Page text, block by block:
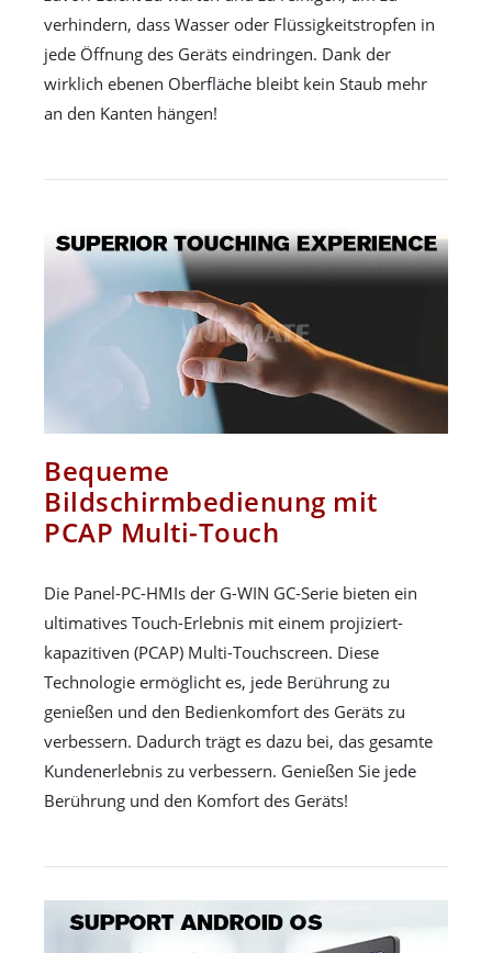
verhindern, dass Wasser oder Flüssigkeitstropfen in
jede Öffnung des Geräts eindringen. Dank der
wirklich ebenen Oberfläche bleibt kein Staub mehr
an den Kanten hängen!
Bequeme
Bildschirmbedienung mit
PCAP Multi-Touch
Die Panel-PC-HMIs der G-WIN GC-Serie bieten ein
ultimatives Touch-Erlebnis mit einem projiziert-
kapazitiven (PCAP) Multi-Touchscreen. Diese
Technologie ermöglicht es, jede Berührung zu
genießen und den Bedienkomfort des Geräts zu
verbessern. Dadurch trägt es dazu bei, das gesamte
Kundenerlebnis zu verbessern. Genießen Sie jede
Berührung und den Komfort des Geräts!